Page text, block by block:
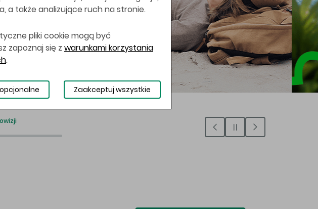
a także analizujące ruch na stronie.
pliki cookie mogą być
zapoznaj się z warunkami korzystania
.
Zaakceptuj wszystkie